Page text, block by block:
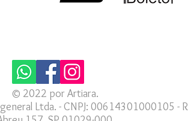
© 2022 por Artiara.
Ltda. - CNPJ: 00614301000105 -